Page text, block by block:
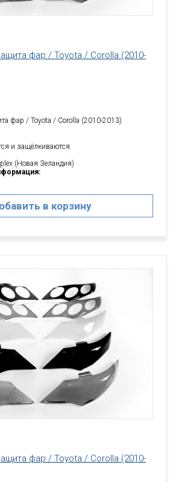
фар / Toyota / Corolla (2010-
фар / Toyota / Corolla (2010-2013)
и защёлкиваются
(Новая Зеландия)
в корзину
фар / Toyota / Corolla (2010-